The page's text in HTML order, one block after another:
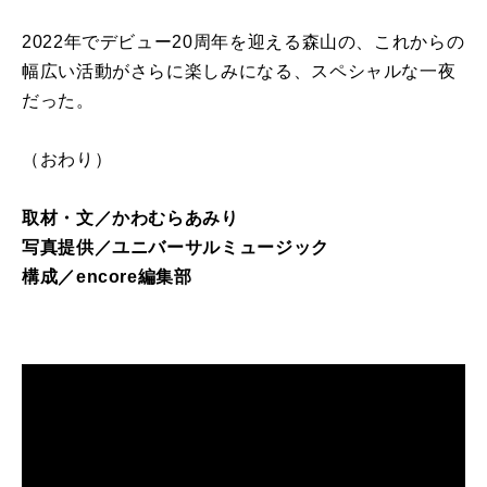
2022年でデビュー20周年を迎える森山の、これからの
幅広い活動がさらに楽しみになる、スペシャルな一夜
だった。
（おわり）
取材・文／かわむらあみり
写真提供／ユニバーサルミュージック
構成／encore編集部